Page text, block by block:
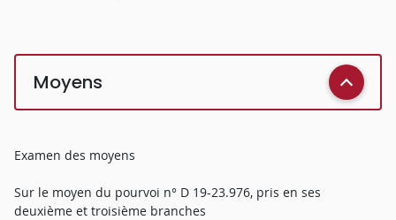
Moyens
Examen des moyens
Sur le moyen du pourvoi n° D 19-23.976, pris en ses
deuxième et troisième branches